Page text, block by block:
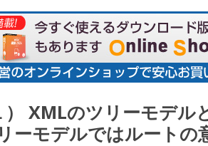
XMLのツリーモデル
ーモデルではルートの